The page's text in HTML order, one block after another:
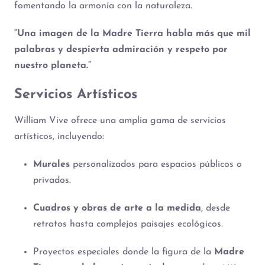
fomentando la armonía con la naturaleza.
“Una imagen de la Madre Tierra habla más que mil
palabras y despierta admiración y respeto por
nuestro planeta.”
Servicios Artísticos
William Vive ofrece una amplia gama de servicios
artísticos, incluyendo:
Murales personalizados para espacios públicos o
privados.
Cuadros y obras de arte a la medida, desde
retratos hasta complejos paisajes ecológicos.
Proyectos especiales donde la figura de la Madre